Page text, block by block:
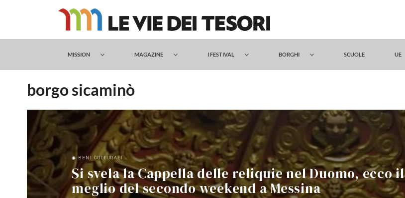
MISSION MAGAZINE I FESTIVAL BORGHI SCUOLE UE
borgo sicaminò
◉ BENI CULTURALI
Si svela la Cappella delle reliquie nel Duomo, ecco il
meglio del secondo weekend a Messina